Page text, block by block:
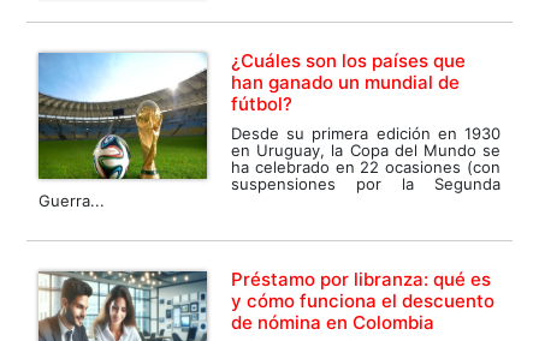
¿Cuáles son los países que
han ganado un mundial de
fútbol?
Desde su primera edición en 1930
en Uruguay, la Copa del Mundo se
ha celebrado en 22 ocasiones (con
suspensiones por la Segunda
Guerra...
Préstamo por libranza: qué es
y cómo funciona el descuento
de nómina en Colombia